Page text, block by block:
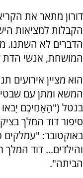
דורון מתאר את
הקבלות למציאות
הדברים לא השתנו.
המושחת, אנשי הדת
הוא מציין אירועים
המשא ומתן עם שבטי
בנטל ("הַאַחֵיכֶם
באוקטובר: "עמלקים
והילדים... דוד
הביתה".